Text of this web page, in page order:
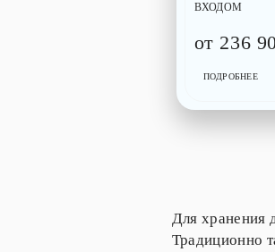
ВХОДОМ
от 236
ПОДРОБНЕЕ
Для хранения
Традиционно